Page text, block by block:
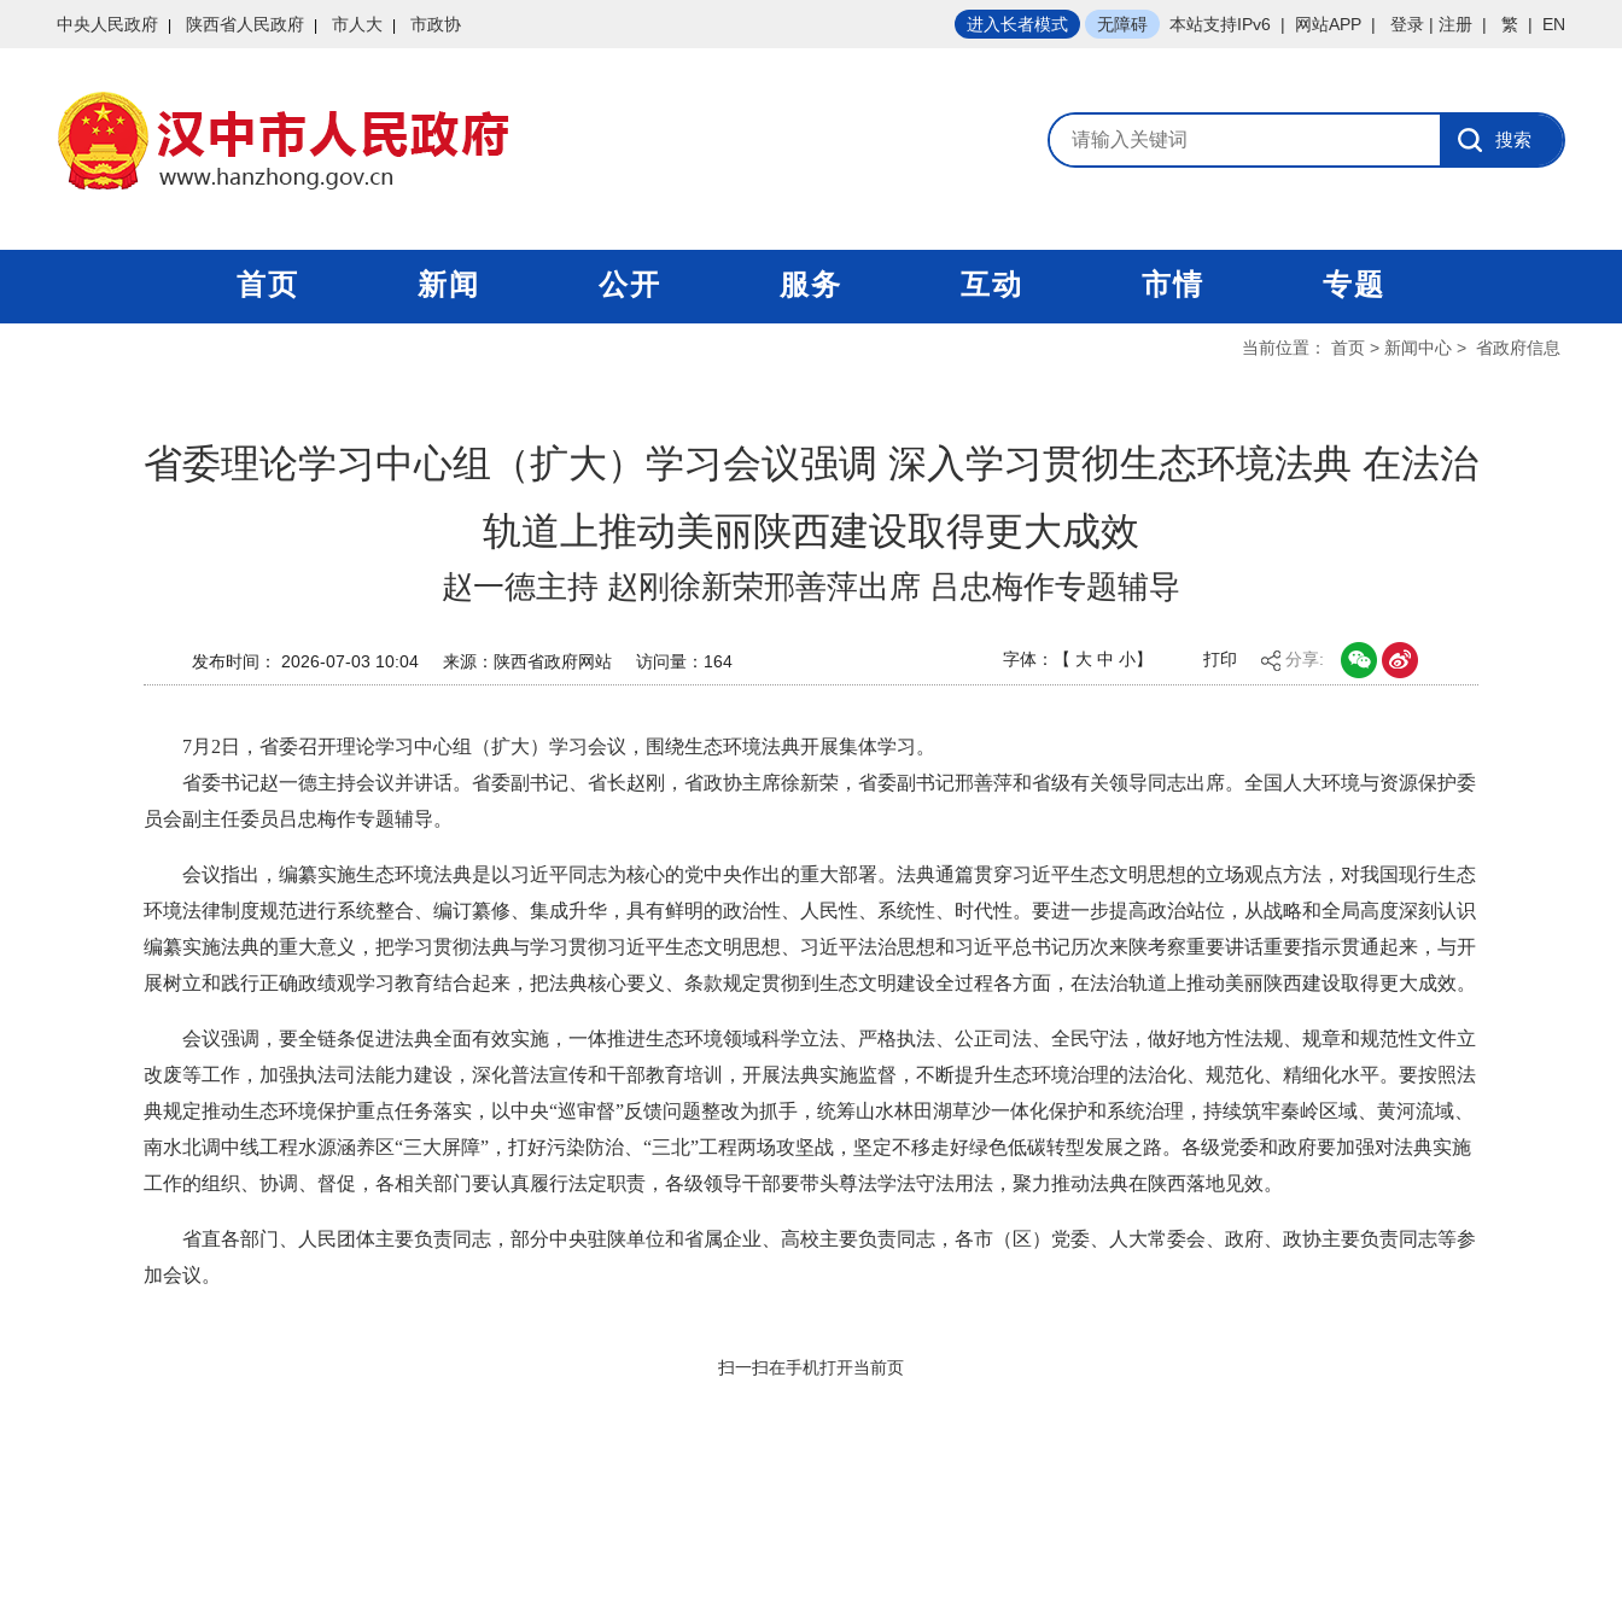
中央人民政府 陕西省人民政府 市人大 市政协 进入长者模式 无障碍 本站支持IPv6 | 网站APP | 登录 | 注册 | 繁 | EN
首页 新闻 公开 服务 互动 市情 专题
当前位置： 首页 > 新闻中心 > 省政府信息
省委理论学习中心组（扩大）学习会议强调 深入学习贯彻生态环境法典 在法治
轨道上推动美丽陕西建设取得更大成效
赵一德主持 赵刚徐新荣邢善萍出席 吕忠梅作专题辅导
发布时间： 2026-07-03 10:04 来源： 陕西省政府网站 访问量： 164 字体：【 大 中 小】 打印 分享:
7月2日，省委召开理论学习中心组（扩大）学习会议，围绕生态环境法典开展集体学习。
省委书记赵一德主持会议并讲话。省委副书记、省长赵刚，省政协主席徐新荣，省委副书记邢善萍和省级有关领导同志出席。全国人大环境与资源保护委
员会副主任委员吕忠梅作专题辅导。
会议指出，编纂实施生态环境法典是以习近平同志为核心的党中央作出的重大部署。法典通篇贯穿习近平生态文明思想的立场观点方法，对我国现行生态
环境法律制度规范进行系统整合、编订纂修、集成升华，具有鲜明的政治性、人民性、系统性、时代性。要进一步提高政治站位，从战略和全局高度深刻认识
编纂实施法典的重大意义，把学习贯彻法典与学习贯彻习近平生态文明思想、习近平法治思想和习近平总书记历次来陕考察重要讲话重要指示贯通起来，与开
展树立和践行正确政绩观学习教育结合起来，把法典核心要义、条款规定贯彻到生态文明建设全过程各方面，在法治轨道上推动美丽陕西建设取得更大成效。
会议强调，要全链条促进法典全面有效实施，一体推进生态环境领域科学立法、严格执法、公正司法、全民守法，做好地方性法规、规章和规范性文件立
改废等工作，加强执法司法能力建设，深化普法宣传和干部教育培训，开展法典实施监督，不断提升生态环境治理的法治化、规范化、精细化水平。要按照法
典规定推动生态环境保护重点任务落实，以中央“巡审督”反馈问题整改为抓手，统筹山水林田湖草沙一体化保护和系统治理，持续筑牢秦岭区域、黄河流域、
南水北调中线工程水源涵养区“三大屏障”，打好污染防治、“三北”工程两场攻坚战，坚定不移走好绿色低碳转型发展之路。各级党委和政府要加强对法典实施
工作的组织、协调、督促，各相关部门要认真履行法定职责，各级领导干部要带头尊法学法守法用法，聚力推动法典在陕西落地见效。
省直各部门、人民团体主要负责同志，部分中央驻陕单位和省属企业、高校主要负责同志，各市（区）党委、人大常委会、政府、政协主要负责同志等参
加会议。
扫一扫在手机打开当前页